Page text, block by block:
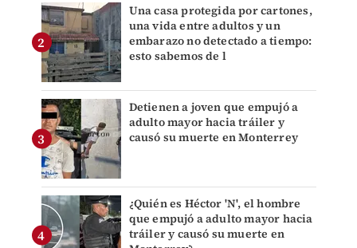
Una casa protegida por cartones,
una vida entre adultos y un
embarazo no detectado a tiempo:
esto sabemos de l
Detienen a joven que empujó a
adulto mayor hacia tráiler y
causó su muerte en Monterrey
¿Quién es Héctor 'N', el hombre
que empujó a adulto mayor hacia
tráiler y causó su muerte en